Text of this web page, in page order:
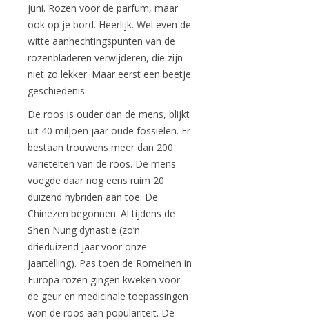
juni. Rozen voor de parfum, maar
ook op je bord. Heerlijk. Wel even de
witte aanhechtingspunten van de
rozenbladeren verwijderen, die zijn
niet zo lekker. Maar eerst een beetje
geschiedenis.
De roos is ouder dan de mens, blijkt
uit 40 miljoen jaar oude fossielen. Er
bestaan trouwens meer dan 200
variëteiten van de roos. De mens
voegde daar nog eens ruim 20
duizend hybriden aan toe. De
Chinezen begonnen. Al tijdens de
Shen Nung dynastie (zo’n
drieduizend jaar voor onze
jaartelling). Pas toen de Romeinen in
Europa rozen gingen kweken voor
de geur en medicinale toepassingen
won de roos aan populariteit. De